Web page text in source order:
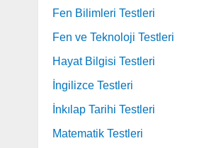
Fen Bilimleri Testleri
Fen ve Teknoloji Testleri
Hayat Bilgisi Testleri
İngilizce Testleri
İnkılap Tarihi Testleri
Matematik Testleri